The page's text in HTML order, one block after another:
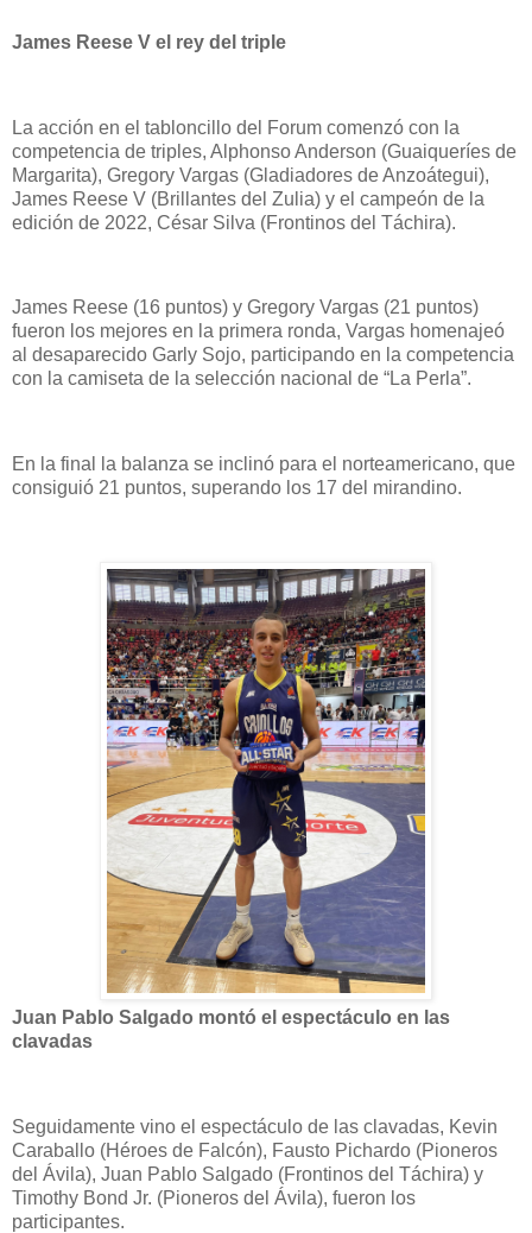
James Reese V el rey del triple
La acción en el tabloncillo del Forum comenzó con la
competencia de triples, Alphonso Anderson (Guaiqueríes de
Margarita), Gregory Vargas (Gladiadores de Anzoátegui),
James Reese V (Brillantes del Zulia) y el campeón de la
edición de 2022, César Silva (Frontinos del Táchira).
James Reese (16 puntos) y Gregory Vargas (21 puntos)
fueron los mejores en la primera ronda, Vargas homenajeó
al desaparecido Garly Sojo, participando en la competencia
con la camiseta de la selección nacional de “La Perla”.
En la final la balanza se inclinó para el norteamericano, que
consiguió 21 puntos, superando los 17 del mirandino.
Juan Pablo Salgado montó el espectáculo en las
clavadas
Seguidamente vino el espectáculo de las clavadas, Kevin
Caraballo (Héroes de Falcón), Fausto Pichardo (Pioneros
del Ávila), Juan Pablo Salgado (Frontinos del Táchira) y
Timothy Bond Jr. (Pioneros del Ávila), fueron los
participantes.